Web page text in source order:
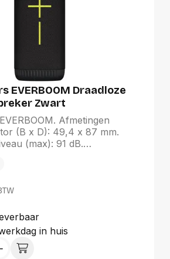
EVERBOOM Draadloze
Zwart
Afmetingen
(B x D): 49,4 x 87 mm.
(max): 91 dB.
A2DP, Bereik van
Kleur van het product:
Universeel
in huis